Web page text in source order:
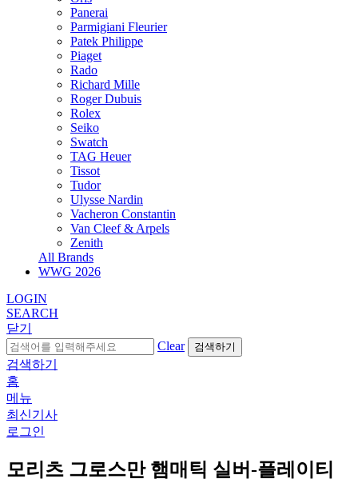
Panerai
Parmigiani Fleurier
Patek Philippe
Piaget
Rado
Richard Mille
Roger Dubuis
Rolex
Seiko
Swatch
TAG Heuer
Tissot
Tudor
Ulysse Nardin
Vacheron Constantin
Van Cleef & Arpels
Zenith
All Brands
WWG 2026
LOGIN
SEARCH
닫기
Clear
검색하기
검색하기
홈
메뉴
최신기사
로그인
모리츠 그로스만 햄매틱 실버-플레이티